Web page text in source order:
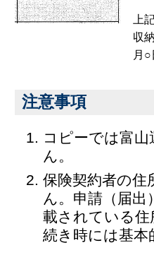
上
収
月
注意事項
コピーでは富
ん。
保険契約者の
ん。申請（届出
載されている
続き時には基